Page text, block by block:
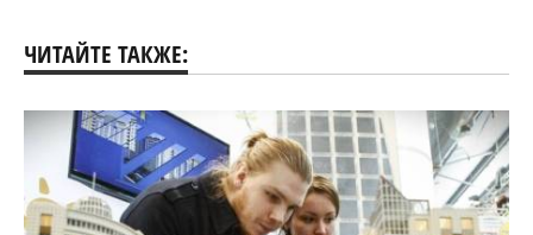
ЧИТАЙТЕ ТАКЖЕ: